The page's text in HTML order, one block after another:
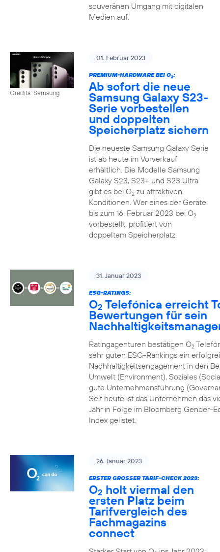
souveränen Umgang mit digitalen
Medien auf.
Credits: Samsung
01. Februar 2023
PREMIUM-HARDWARE BEI O2:
Ab sofort die neue
Samsung Galaxy S23-
Serie vorbestellen
und doppelten
Speicherplatz sichern
Die neueste Samsung Galaxy Serie
ist ab heute im Vorverkauf
erhältlich. Die Modelle Samsung
Galaxy S23, S23+ und S23 Ultra
gibt es bei O2zu attraktiven
Konditionen. Wer eines der Geräte
bis zum 16. Februar 2023 bei O2
vorbestellt, profitiert von
doppeltem Speicherplatz.
31. Januar 2023
ESG-RATINGS:
O2 Telefónica erreicht
Bewertungen für sein
Ratingagenturen bestätigen O2
sehr guten ESG-Rankings ein
Nachhaltigkeitsengagement in den
Umwelt (Environment), Soziales
gute Unternehmensführung
Seit heute ist das Unternehmen das
Jahr in Folge im Bloomberg Gender-
Index gelistet.
26. Januar 2023
ERSTER GROSSER TARIF-CHECK 2023:
O2 holt viermal den
ersten Platz beim
Tarifvergleich des
Fachmagazins
connect